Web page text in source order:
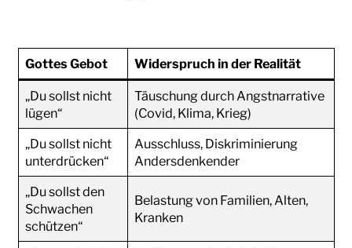
Gottes Gebot Widerspruch in der Realität
„Du sollst nicht
lügen“
Täuschung durch Angstnarrative
(Covid, Klima, Krieg)
„Du sollst nicht
unterdrücken“
Ausschluss, Diskriminierung
Andersdenkender
„Du sollst den
Schwachen
schützen“
Belastung von Familien, Alten,
Kranken